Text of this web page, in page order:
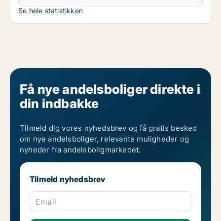
Se hele statistikken
Få nye andelsboliger direkte i
din indbakke
Tilmeld dig vores nyhedsbrev og få gratis besked
om nye andelsboliger, relevante muligheder og
nyheder fra andelsboligmarkedet.
Tilmeld nyhedsbrev
Email